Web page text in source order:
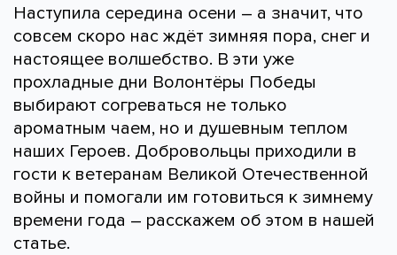
Наступила середина осени – а значит, что
совсем скоро нас ждёт зимняя пора, снег и
настоящее волшебство. В эти уже
прохладные дни Волонтёры Победы
выбирают согреваться не только
ароматным чаем, но и душевным теплом
наших Героев. Добровольцы приходили в
гости к ветеранам Великой Отечественной
войны и помогали им готовиться к зимнему
времени года – расскажем об этом в нашей
статье.